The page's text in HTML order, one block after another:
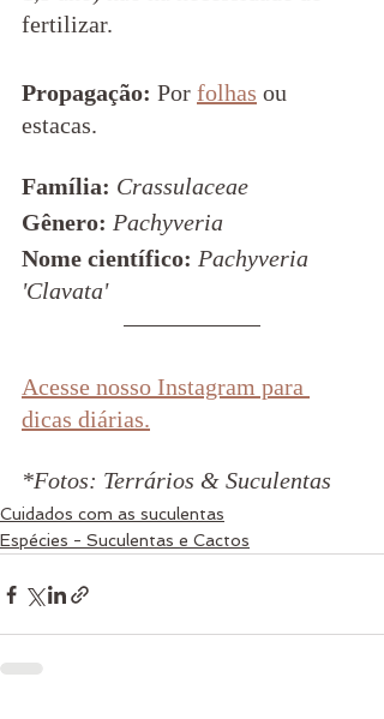
fertilizar.
Propagação: Por folhas ou
estacas.
Família: Crassulaceae
Gênero: Pachyveria
Nome científico: Pachyveria
'Clavata'
Acesse nosso Instagram para
dicas diárias.
*Fotos: Terrários & Suculentas
Cuidados com as suculentas
Espécies - Suculentas e Cactos